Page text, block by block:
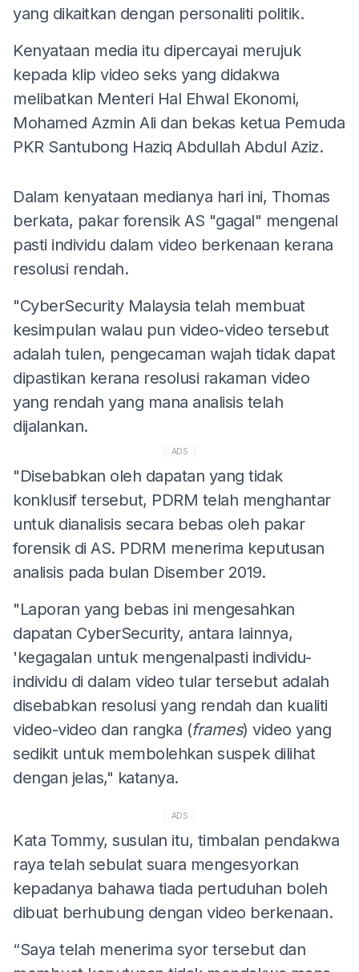
yang dikaitkan dengan personaliti politik.
Kenyataan media itu dipercayai merujuk
kepada klip video seks yang didakwa
melibatkan Menteri Hal Ehwal Ekonomi,
Mohamed Azmin Ali dan bekas ketua Pemuda
PKR Santubong Haziq Abdullah Abdul Aziz.
Dalam kenyataan medianya hari ini, Thomas
berkata, pakar forensik AS "gagal" mengenal
pasti individu dalam video berkenaan kerana
resolusi rendah.
"CyberSecurity Malaysia telah membuat
kesimpulan walau pun video-video tersebut
adalah tulen, pengecaman wajah tidak dapat
dipastikan kerana resolusi rakaman video
yang rendah yang mana analisis telah
dijalankan.
ADS
"Disebabkan oleh dapatan yang tidak
konklusif tersebut, PDRM telah menghantar
untuk dianalisis secara bebas oleh pakar
forensik di AS. PDRM menerima keputusan
analisis pada bulan Disember 2019.
"Laporan yang bebas ini mengesahkan
dapatan CyberSecurity, antara lainnya,
'kegagalan untuk mengenalpasti individu-
individu di dalam video tular tersebut adalah
disebabkan resolusi yang rendah dan kualiti
video-video dan rangka (frames) video yang
sedikit untuk membolehkan suspek dilihat
dengan jelas," katanya.
ADS
Kata Tommy, susulan itu, timbalan pendakwa
raya telah sebulat suara mengesyorkan
kepadanya bahawa tiada pertuduhan boleh
dibuat berhubung dengan video berkenaan.
“Saya telah menerima syor tersebut dan